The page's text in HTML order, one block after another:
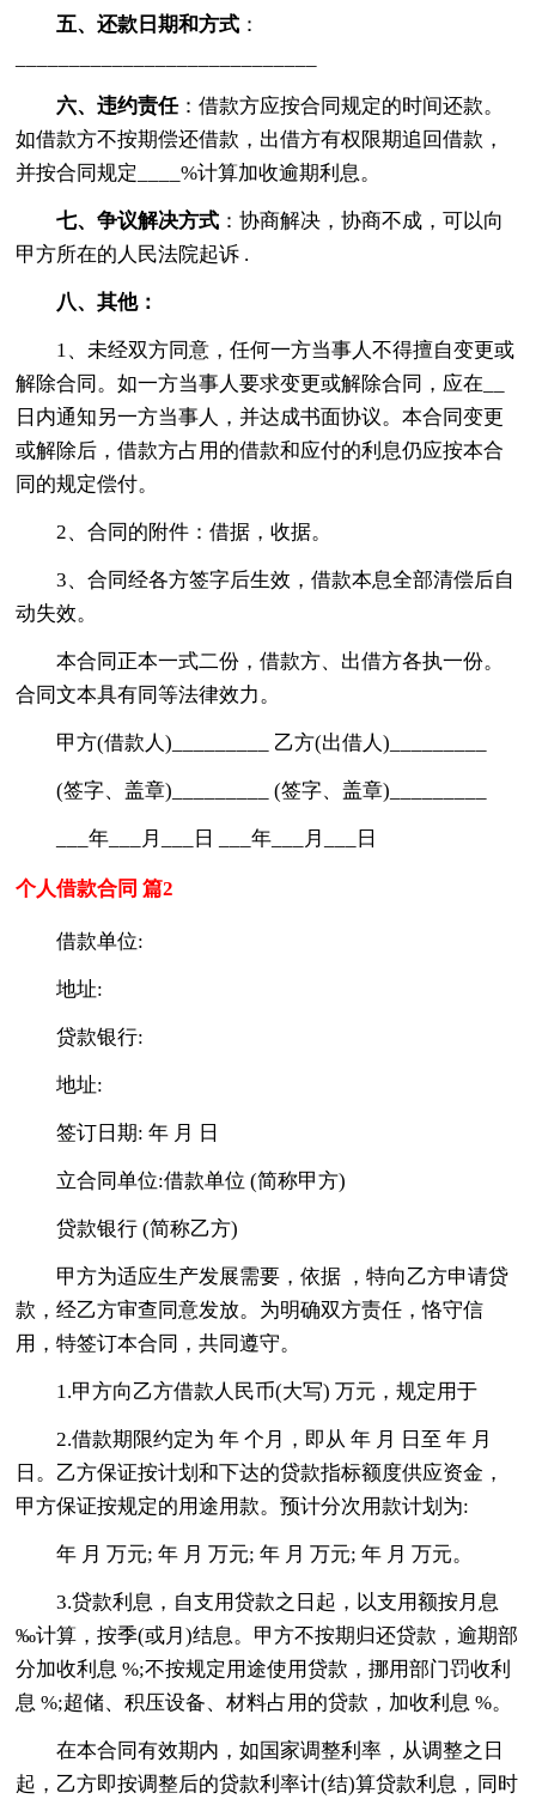
五、还款日期和方式 ：
六、违约责任：借款方应按合同规定的时间还款。
如借款方不按期偿还借款，出借方有权限期追回借款，
并按合同规定____%计算加收逾期利息。
七、争议解决方式 ：协商解决，协商不成，可以向
甲方所在的人民法院起诉 .
八、其他：
1、未经双方同意，任何一方当事人不得擅自变更或
解除合同。如一方当事人要求变更或解除合同，应在__
日内通知另一方当事人，并达成书面协议。本合同变更
或解除后，借款方占用的借款和应付的利息仍应按本合
同的规定偿付。
2、合同的附件：借据，收据。
3、合同经各方签字后生效，借款本息全部清偿后自
动失效。
本合同正本一式二份，借款方、出借方各执一份。
合同文本具有同等法律效力。
甲方(借款人)_________ 乙方(出借人)_________
(签字、盖章)_________ (签字、盖章)_________
___年___月___日 ___年___月___日
个人借款合同 篇2
借款单位:
地址:
贷款银行:
地址:
签订日期: 年 月 日
立合同单位:借款单位 (简称甲方)
贷款银行 (简称乙方)
甲方为适应生产发展需要，依据 ，特向乙方申请贷
款，经乙方审查同意发放。为明确双方责任，恪守信
用，特签订本合同，共同遵守。
1.甲方向乙方借款人民币(大写) 万元，规定用于
2.借款期限约定为 年 个月，即从 年 月 日至 年 月
日。乙方保证按计划和下达的贷款指标额度供应资金，
甲方保证按规定的用途用款。预计分次用款计划为:
年 月 万元; 年 月 万元; 年 月 万元; 年 月 万元。
3.贷款利息，自支用贷款之日起，以支用额按月息
‰计算，按季(或月)结息。甲方不按期归还贷款，逾期部
分加收利息 %;不按规定用途使用贷款，挪用部门罚收利
息 %;超储、积压设备、材料占用的贷款，加收利息 %。
在本合同有效期内，如国家调整利率，从调整之日
起，乙方即按调整后的贷款利率计(结)算贷款利息，同时